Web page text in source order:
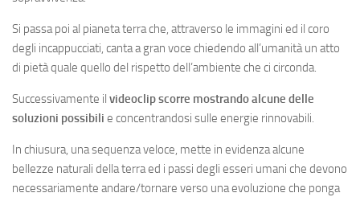
Si passa poi al pianeta terra che, attraverso le immagini ed il coro
degli incappucciati, canta a gran voce chiedendo all’umanità un atto
di pietà quale quello del rispetto dell’ambiente che ci circonda.
Successivamente il videoclip scorre mostrando alcune delle
soluzioni possibili e concentrandosi sulle energie rinnovabili.
In chiusura, una sequenza veloce, mette in evidenza alcune
bellezze naturali della terra ed i passi degli esseri umani che devono
necessariamente andare/tornare verso una evoluzione che ponga